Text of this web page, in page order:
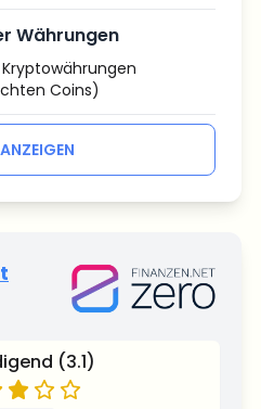
Währungen
Kryptowährungen
Coins)
(3.1)